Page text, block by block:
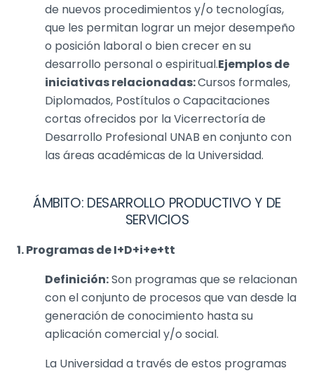
de nuevos procedimientos y/o tecnologías,
que les permitan lograr un mejor desempeño
o posición laboral o bien crecer en su
desarrollo personal o espiritual.Ejemplos de
iniciativas relacionadas:Cursos formales,
Diplomados, Postítulos o Capacitaciones
cortas ofrecidos por la Vicerrectoría de
Desarrollo Profesional UNAB en conjunto con
las áreas académicas de la Universidad.
ÁMBITO: DESARROLLO PRODUCTIVO Y DE
SERVICIOS
1. Programas de I+D+i+e+tt
Definición:Son programas que se relacionan
con el conjunto de procesos que van desde la
generación de conocimiento hasta su
aplicación comercial y/o social.
La Universidad a través de estos programas